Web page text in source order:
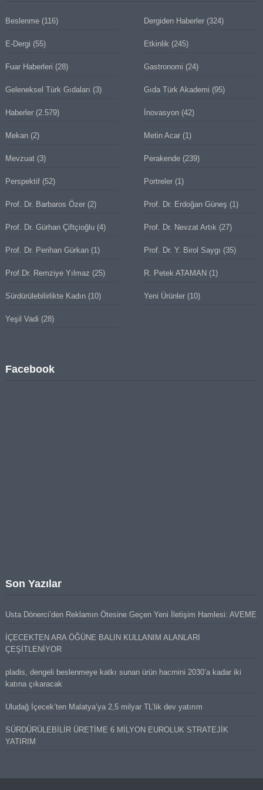
Beslenme(116) Dergiden Haberler (324)
E-Dergi (55) Etkinlik (245)
Fuar Haberleri (28) Gastronomi (24)
Geleneksel Türk Gıdaları (3) Gıda Türk Akademi (95)
Haberler(2.579) İnovasyon (42)
Mekan(2) Metin Acar (1)
Mevzuat(3) Perakende (239)
Perspektif(52) Portreler (1)
Prof. Dr. Barbaros Özer(2) Prof. Dr. Erdoğan Güneş (1)
Prof. Dr. Gürhan Çiftçioğlu(4) Prof. Dr. Nevzat Artık (27)
Prof. Dr. Perihan Gürkan(1) Prof. Dr. Y. Birol Saygı (35)
Prof.Dr. Remziye Yılmaz (25) R. Petek ATAMAN (1)
Sürdürülebilirlikte Kadın(10) Yeni Ürünler (10)
Yeşil Vadi (28)
Facebook
Son Yazılar
Usta Dönerci’den Reklamın Ötesine Geçen Yeni İletişim Hamlesi: AVEME
İÇECEKTEN ARA ÖĞÜNE BALIN KULLANIM ALANLARI
ÇEŞİTLENİYOR
pladis, dengeli beslenmeye katkı sunan ürün hacmini 2030’a kadar iki
katına çıkaracak
Uludağ İçecek’ten Malatya’ya 2,5 milyar TL’lik dev yatırım
SÜRDÜRÜLEBİLİR ÜRETİME 6 MİLYON EUROLUK STRATEJİK
YATIRIM